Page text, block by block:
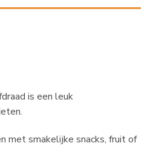
is een leuk
met smakelijke snacks, fruit of